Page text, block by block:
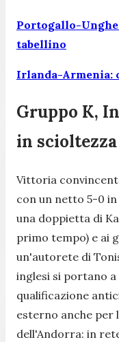
Portogallo-
tabellino
Irlanda-Armenia:
Gruppo K,
in scioltezza
Vittoria
con un netto 5-0
una doppietta di
primo tempo) e ai
un'autorete di
inglesi si portano
qualificazione
esterno anche per
dell'Andorra: in